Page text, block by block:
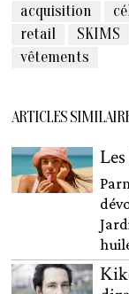
acquisition
retail
SKIMS
vêtements
ARTICLES